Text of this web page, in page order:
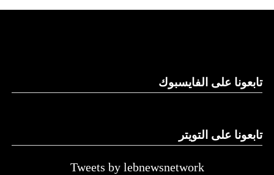
تابعونا على الفايسبوك
تابعونا على التويتر
Tweets by lebnewsnetwork